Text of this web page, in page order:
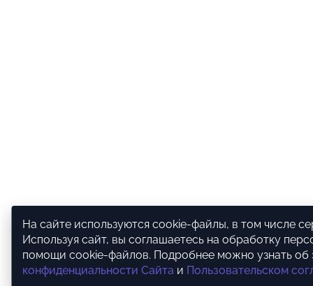
На сайте используются cookie-файлы, в том числе
Используя сайт, вы соглашаетесь на обработку
помощи cookie-файлов. Подробнее можно узнать об
конфиденциальности Сайта и Пользовательском